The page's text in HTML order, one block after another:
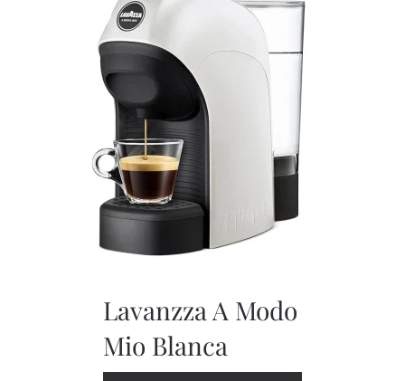
Lavanzza A Modo
Mio Blanca